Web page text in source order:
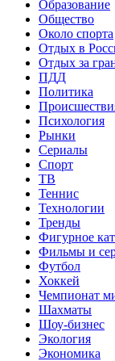
Образование
Общество
Около спорта
Отдых в
Отдых за
ПДД
Политика
Психология
Рынки
Сериалы
Спорт
ТВ
Теннис
Технологии
Тренды
Фигурное
Фильмы и
Футбол
Хоккей
Чемпионат
Шахматы
Шоу-бизнес
Экология
Экономика